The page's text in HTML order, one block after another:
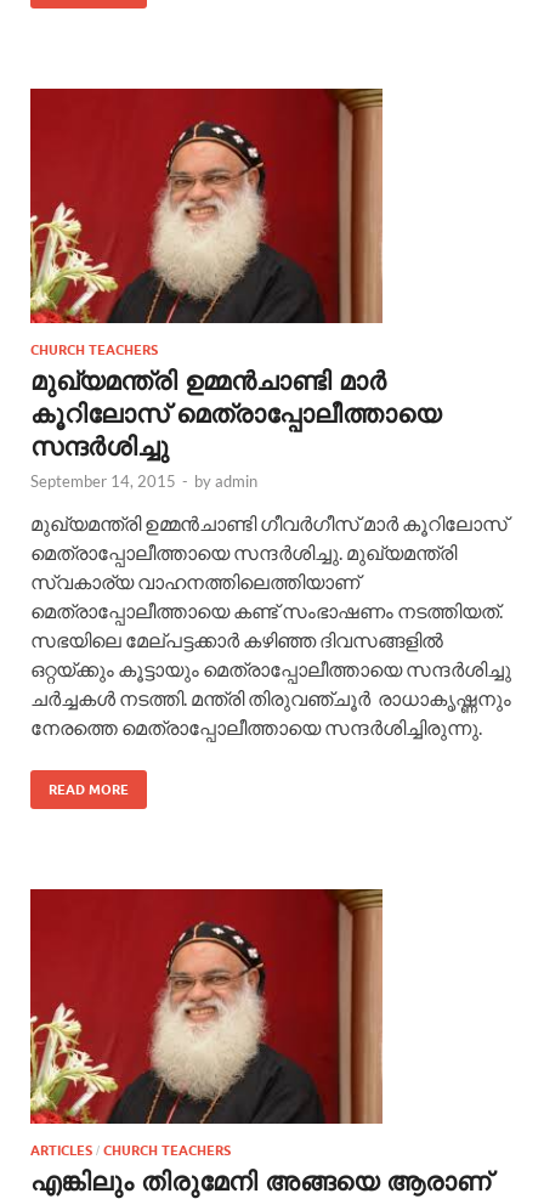
CHURCH TEACHERS
മുഖ്യമന്ത്രി ഉമ്മന്‍ചാണ്ടി മാര്‍
കൂറിലോസ് മെത്രാപ്പോലീത്തായെ
സന്ദര്‍ശിച്ചു
September 14, 2015 - byadmin
മുഖ്യമന്ത്രി ഉമ്മന്‍ചാണ്ടി ഗീവര്‍ഗീസ് മാര്‍ കൂറിലോസ്
മെത്രാപ്പോലീത്തായെ സന്ദര്‍ശിച്ചു. മുഖ്യമന്ത്രി
സ്വകാര്യ വാഹനത്തിലെത്തിയാണ്
മെത്രാപ്പോലീത്തായെ കണ്ട് സംഭാഷണം നടത്തിയത്.
സഭയിലെ മേല്പട്ടക്കാര്‍ കഴിഞ്ഞ ദിവസങ്ങളില്‍
ഒറ്റയ്ക്കും കൂട്ടായും മെത്രാപ്പോലീത്തായെ സന്ദര്‍ശിച്ചു
ചര്‍ച്ചകള്‍ നടത്തി. മന്ത്രി തിരുവഞ്ചൂര്‍ രാധാകൃഷ്ണനും
നേരത്തെ മെത്രാപ്പോലീത്തായെ സന്ദര്‍ശിച്ചിരുന്നു.
READ MORE
ARTICLES / CHURCH TEACHERS
എങ്കിലും തിരുമേനി അങ്ങയെ ആരാണ്